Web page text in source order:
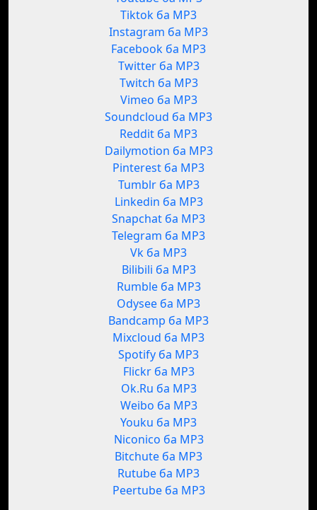
Tiktok ба MP3
Instagram ба MP3
Facebook ба MP3
Twitter ба MP3
Twitch ба MP3
Vimeo ба MP3
Soundcloud ба MP3
Reddit ба MP3
Dailymotion ба MP3
Pinterest ба MP3
Tumblr ба MP3
Linkedin ба MP3
Snapchat ба MP3
Telegram ба MP3
Vk ба MP3
Bilibili ба MP3
Rumble ба MP3
Odysee ба MP3
Bandcamp ба MP3
Mixcloud ба MP3
Spotify ба MP3
Flickr ба MP3
Ok.Ru ба MP3
Weibo ба MP3
Youku ба MP3
Niconico ба MP3
Bitchute ба MP3
Rutube ба MP3
Peertube ба MP3